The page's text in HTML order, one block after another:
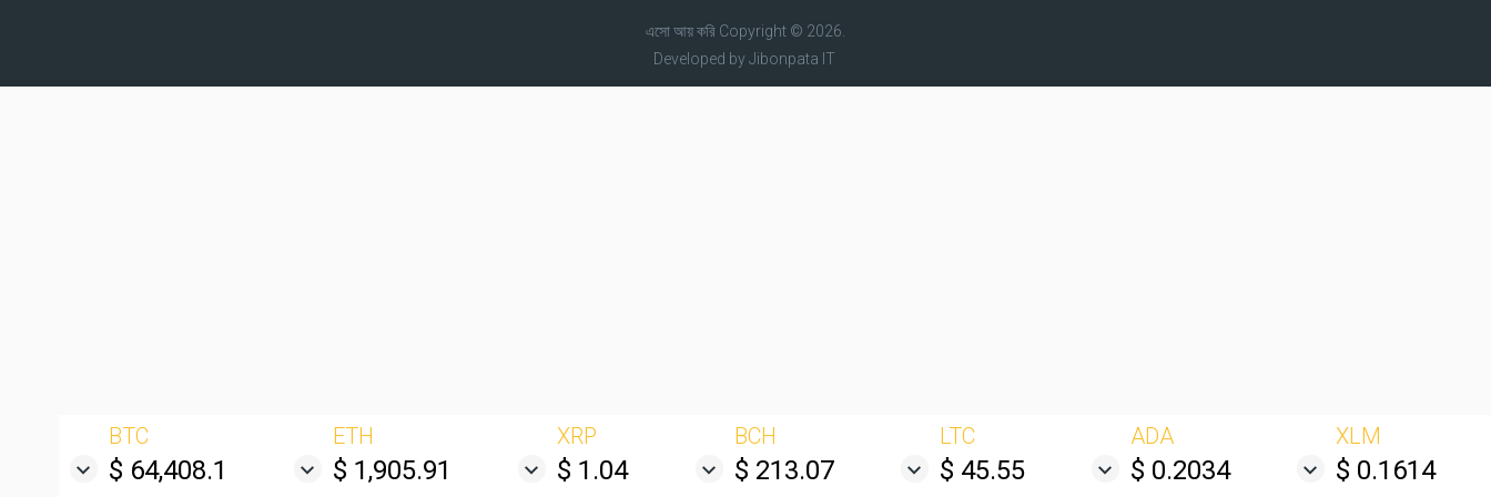
এসো আয় করি Copyright © 2026.
Developed byJibonpata IT
LTC
$ 45.55
ADA
$ 0.2034
XLM
$ 0.1614
BTC
$ 64,408.1
ETH
$ 1,905.91
XRP
$ 1.04
BCH
$ 213.07